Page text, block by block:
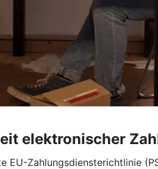
elektronischer
EU-Zahlungsdiensterichtlinie